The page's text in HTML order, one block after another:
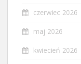
czerwiec 2026
maj 2026
kwiecień 2026